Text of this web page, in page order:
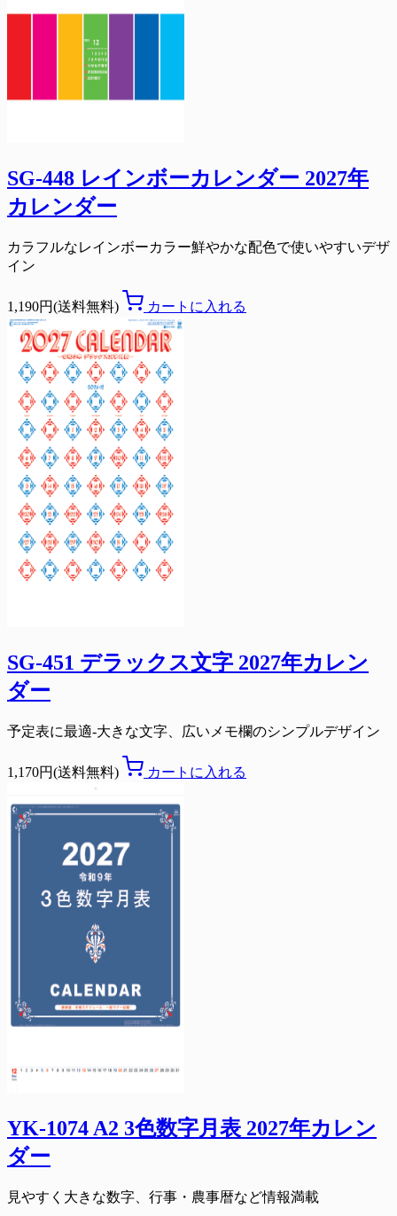
SG-448 レインボーカレンダー 2027年
カレンダー
カラフルなレインボーカラー鮮やかな配色で使いやすいデザ
イン
1,190円(送料無料) カートに入れる
SG-451 デラックス文字 2027年カレン
ダー
予定表に最適-大きな文字、広いメモ欄のシンプルデザイン
1,170円(送料無料) カートに入れる
YK-1074 A2 3色数字月表 2027年カレン
ダー
見やすく大きな数字、行事・農事暦など情報満載